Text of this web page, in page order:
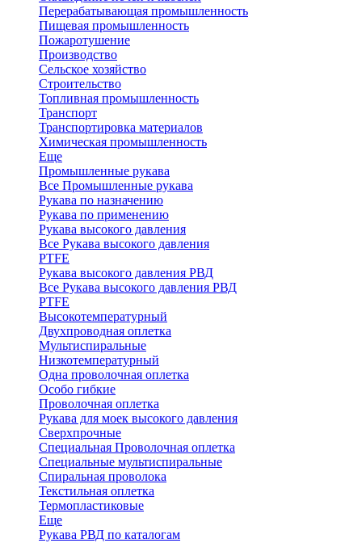
Перерабатывающая промышленность
Пищевая промышленность
Пожаротушение
Производство
Сельское хозяйство
Строительство
Топливная промышленность
Транспорт
Транспортировка материалов
Химическая промышленность
Еще
Промышленные рукава
Все Промышленные рукава
Рукава по назначению
Рукава по применению
Рукава высокого давления
Все Рукава высокого давления
PTFE
Рукава высокого давления РВД
Все Рукава высокого давления РВД
PTFE
Высокотемпературный
Двухпроводная оплетка
Мультиспиральные
Низкотемпературный
Одна проволочная оплетка
Особо гибкие
Проволочная оплетка
Рукава для моек высокого давления
Сверхпрочные
Специальная Проволочная оплетка
Специальные мультиспиральные
Спиральная проволока
Текстильная оплетка
Термопластиковые
Еще
Рукава РВД по каталогам